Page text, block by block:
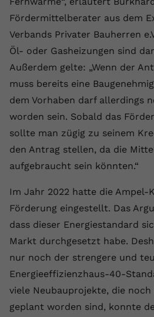
Fördermittelberater aus dem
Verbands Privater Bauherren
Öl- oder Gasheizungen sind
Außerdem gelte: „Wenn der
muss bereits eine
dem Vorhaben darf allerdings
worden sein. Sobald das
sollte man zügig zu seinem
den Antrag stellen, da die
aufgebraucht sein könnten.“
Im Jahr 2022 hatte die Ampel-
Förderung eingestellt. Das
dass dieser Energiestandard
Markt durchgesetzt habe.
nur noch der strengere und
Energieeffizienzhaus-40-
viele Neubauprojekte, die
geplant worden sind, konnte
Zweck
Dieses Cookie
Speicherung von
Zweck
indem es eine
Einbetten von
setzt.
Name CONSENT
Laufzeit 2 Jahre
YouTube setzt
registriert
Name yt-remote-
Youtube.com
Laufzeit Session
Zweck
speichern, der